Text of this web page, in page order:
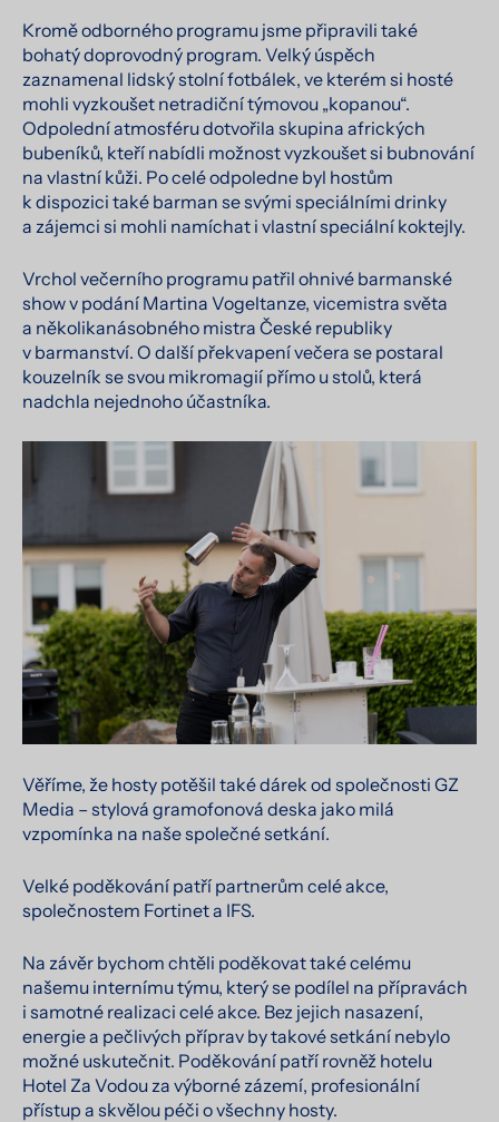
Kromě odborného programu jsme připravili také
bohatý doprovodný program. Velký úspěch
zaznamenal lidský stolní fotbálek, ve kterém si hosté
mohli vyzkoušet netradiční týmovou „kopanou“.
Odpolední atmosféru dotvořila skupina afrických
bubeníků, kteří nabídli možnost vyzkoušet si bubnování
na vlastní kůži. Po celé odpoledne byl hostům
k dispozici také barman se svými speciálními drinky
a zájemci si mohli namíchat i vlastní speciální koktejly.
Vrchol večerního programu patřil ohnivé barmanské
show v podání Martina Vogeltanze, vicemistra světa
a několikanásobného mistra České republiky
v barmanství. O další překvapení večera se postaral
kouzelník se svou mikromagií přímo u stolů, která
nadchla nejednoho účastníka.
Věříme, že hosty potěšil také dárek od společnosti GZ
Media – stylová gramofonová deska jako milá
vzpomínka na naše společné setkání.
Velké poděkování patří partnerům celé akce,
společnostem Fortinet a IFS.
Na závěr bychom chtěli poděkovat také celému
našemu internímu týmu, který se podílel na přípravách
i samotné realizaci celé akce. Bez jejich nasazení,
energie a pečlivých příprav by takové setkání nebylo
možné uskutečnit. Poděkování patří rovněž hotelu
Hotel Za Vodou za výborné zázemí, profesionální
přístup a skvělou péči o všechny hosty.